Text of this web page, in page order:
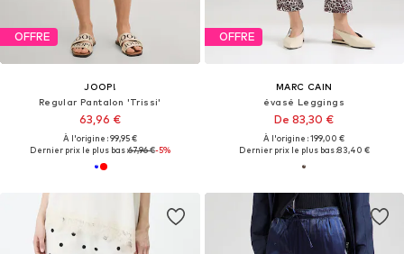
OFFRE
JOOP!
Regular Pantalon 'Trissi'
63,96 €
À l'origine : 99,95 €
Dernier prix le plus bas :67,96 €-5%
OFFRE
MARC CAIN
évasé Leggings
De 83,30 €
À l'origine : 199,00 €
Dernier prix le plus bas :83,40 €